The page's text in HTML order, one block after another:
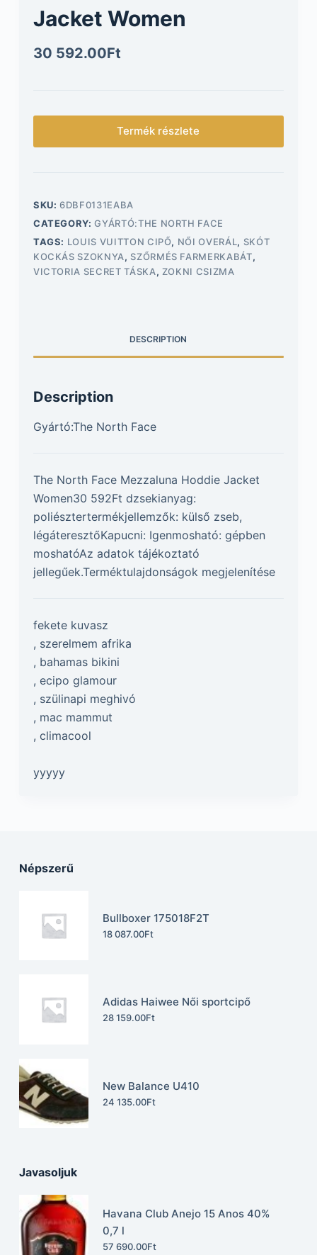
Jacket Women
30 592.00Ft
Termék részlete
SKU:6DBF0131EABA
CATEGORY:GYÁRTÓ:THE NORTH FACE
TAGS: LOUIS VUITTON CIPŐ, NŐI OVERÁL, SKÓT
KOCKÁS SZOKNYA, SZŐRMÉS FARMERKABÁT,
VICTORIA SECRET TÁSKA, ZOKNI CSIZMA
DESCRIPTION
Description
Gyártó:The North Face
The North Face Mezzaluna Hoddie Jacket
Women30 592Ft dzsekianyag:
poliésztertermékjellemzők: külső zseb,
légáteresztőKapucni: Igenmosható: gépben
moshatóAz adatok tájékoztató
jellegűek.Terméktulajdonságok megjelenítése
fekete kuvasz
, szerelmem afrika
, bahamas bikini
, ecipo glamour
, szülinapi meghivó
, mac mammut
, climacool
yyyyy
Népszerű
Bullboxer 175018F2T
18 087.00Ft
Adidas Haiwee Női sportcipő
28 159.00Ft
New Balance U410
24 135.00Ft
Javasoljuk
Havana Club Anejo 15 Anos 40%
0,7 l
57 690.00Ft